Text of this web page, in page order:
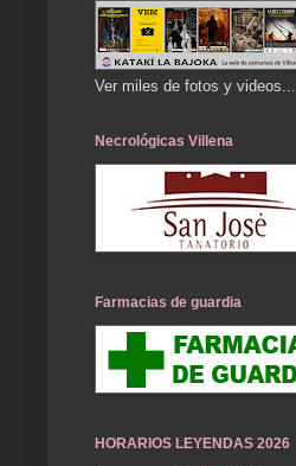
Ver miles de fotos y videos...
Necrológicas Villena
Farmacias de guardia
HORARIOS LEYENDAS 2026